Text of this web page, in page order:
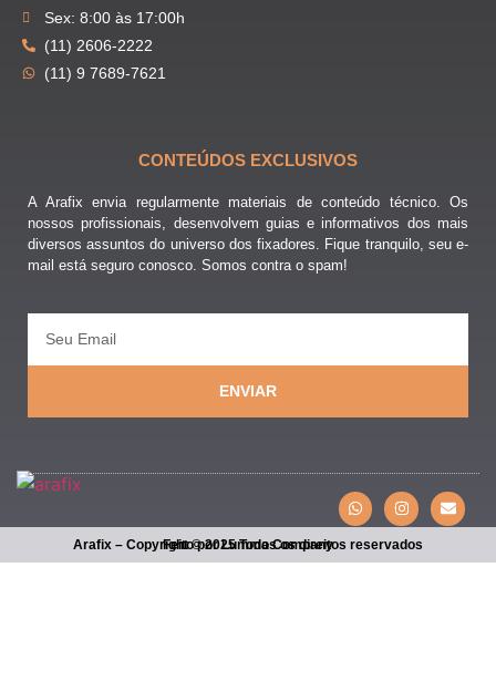
Sex: 8:00 às 17:00h
(11) 2606-2222
(11) 9 7689-7621
CONTEÚDOS EXCLUSIVOS
A Arafix envia regularmente materiais de conteúdo técnico. Os
nossos profissionais, desenvolvem guias e informativos dos mais
diversos assuntos do universo dos fixadores. Fique tranquilo, seu e-
mail está seguro conosco. Somos contra o spam!
ENVIAR
Arafix – Copyright © 2025 Todos os direitos reservados
Feito por Lumma Company